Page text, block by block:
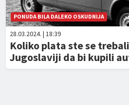
PONUDA BILA DALEKO OSKUDNIJA
28.03.2024. | 18:39
Koliko plata ste se
Jugoslaviji da bi kupili